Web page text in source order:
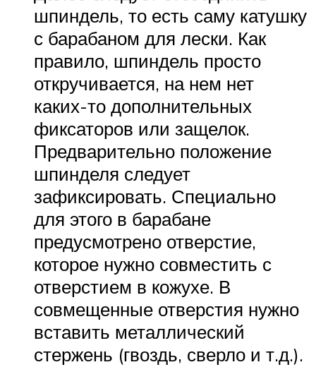
шпиндель, то есть саму катушку
с барабаном для лески. Как
правило, шпиндель просто
откручивается, на нем нет
каких-то дополнительных
фиксаторов или защелок.
Предварительно положение
шпинделя следует
зафиксировать. Специально
для этого в барабане
предусмотрено отверстие,
которое нужно совместить с
отверстием в кожухе. В
совмещенные отверстия нужно
вставить металлический
стержень (гвоздь, сверло и т.д.).